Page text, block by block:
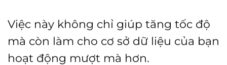
Việc này không chỉ giúp tăng tốc độ
mà còn làm cho cơ sở dữ liệu của bạn
hoạt động mượt mà hơn.